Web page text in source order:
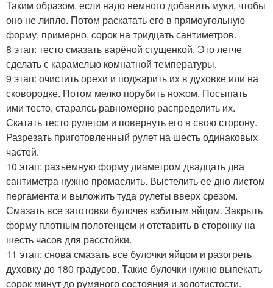
Таким образом, если надо немного добавить муки, чтобы
оно не липло. Потом раскатать его в прямоугольную
форму, примерно, сорок на тридцать сантиметров.
8 этап: тесто смазать варёной сгущенкой. Это легче
сделать с карамелью комнатной температуры.
9 этап: очистить орехи и поджарить их в духовке или на
сковородке. Потом мелко порубить ножом. Посыпать
ими тесто, стараясь равномерно распределить их.
Скатать тесто рулетом и повернуть его в свою сторону.
Разрезать приготовленный рулет на шесть одинаковых
частей.
10 этап: разъёмную форму диаметром двадцать два
сантиметра нужно промаслить. Выстелить ее дно листом
пергамента и выложить туда рулеты вверх срезом.
Смазать все заготовки булочек взбитым яйцом. Закрыть
форму плотным полотенцем и отставить в сторонку на
шесть часов для расстойки.
11 этап: снова смазать все булочки яйцом и разогреть
духовку до 180 градусов. Такие булочки нужно выпекать
сорок минут до румяного состояния и золотистости.